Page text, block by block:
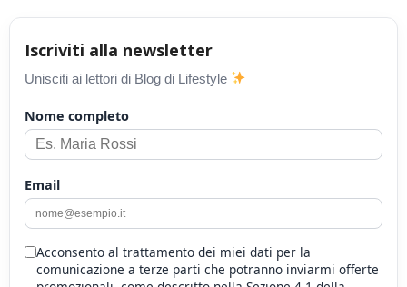
Iscriviti alla newsletter
Unisciti ai lettori di Blog di Lifestyle
Nome completo
Email
Acconsento al trattamento dei miei dati per la
comunicazione a terze parti che potranno inviarmi offerte